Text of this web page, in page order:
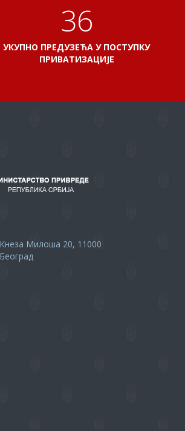
41
УКУПНО ПРЕДУЗЕЋА У ПОСТУПКУ
ПРИВАТИЗАЦИЈЕ
Кнеза Милоша 20, 11000
Београд